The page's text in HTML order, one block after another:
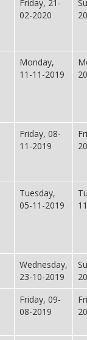
Friday, 21-
02-2020
Monday,
11-11-2019
Friday, 08-
11-2019
Tuesday,
05-11-2019
Wednesday,
23-10-2019
Friday, 09-
08-2019